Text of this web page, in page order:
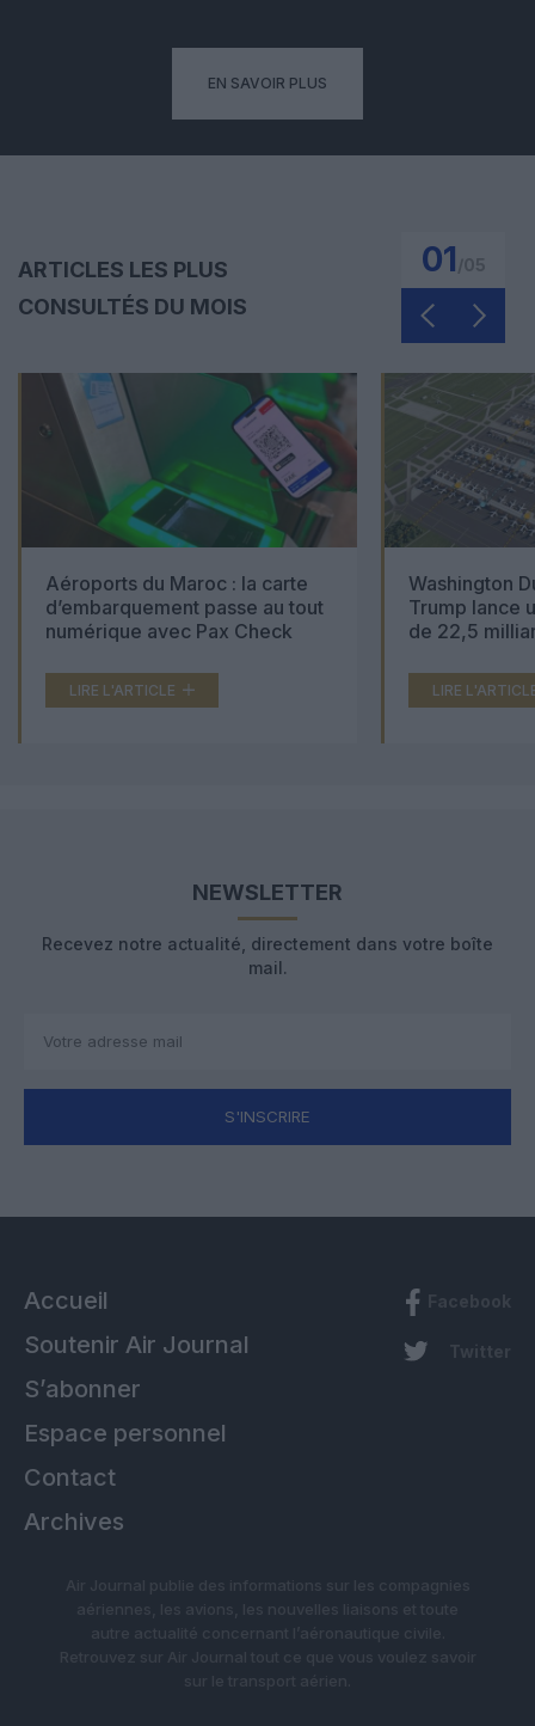
EN SAVOIR PLUS
ARTICLES LES PLUS
CONSULTÉS DU MOIS
01
Aéroports du Maroc : la carte
d’embarquement passe au tout
numérique avec Pax Check
LIRE L'ARTICLE
Washington
Trump lance
de 22,5
LIRE
NEWSLETTER
Recevez notre actualité, directement dans votre boîte
mail.
S'INSCRIRE
Accueil
Soutenir Air Journal
S’abonner
Espace personnel
Contact
Archives